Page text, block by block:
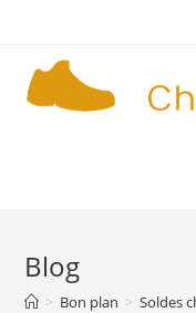
content
Blog
> Bon plan > Soldes